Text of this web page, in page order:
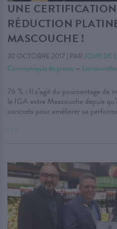
UNE
RÉDUCTION
MASCOUCHE !
30 OCTOBRE 2017 | PAR JOUR DE
Communiqués de presse — Les nouvelles
76 % : Il s’agit du pourcentage de
le IGA extra Mascouche depuis
concrets pour améliorer sa
. . .